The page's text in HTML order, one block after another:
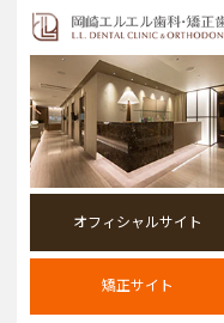
オフィシャルサイト
矯正サイト